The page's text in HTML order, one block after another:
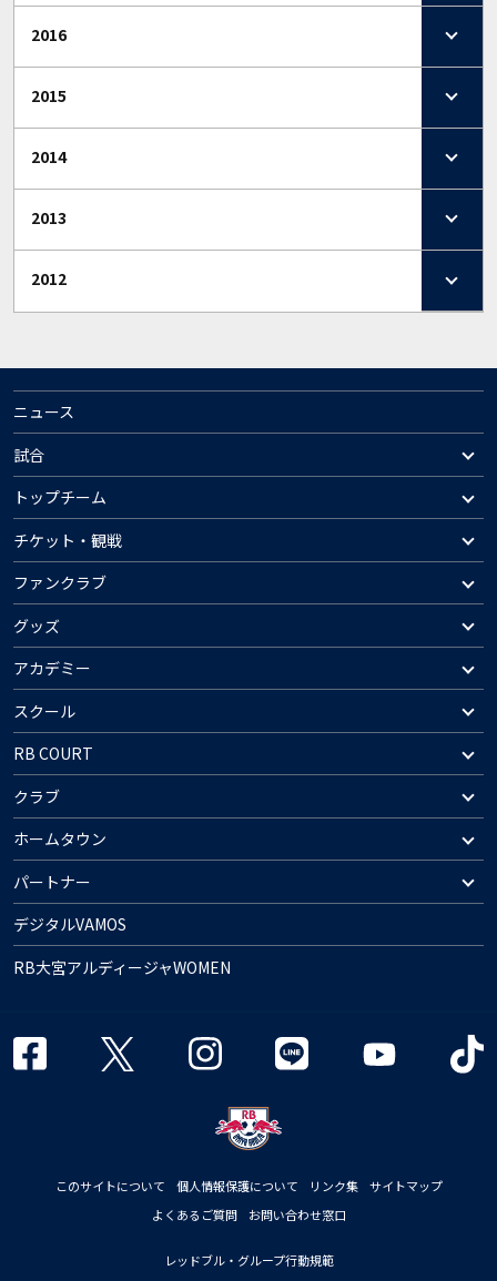
2016
2015
2014
2013
2012
ニュース
試合
トップチーム
チケット・観戦
ファンクラブ
グッズ
アカデミー
スクール
RB COURT
クラブ
ホームタウン
パートナー
デジタルVAMOS
RB大宮アルディージャWOMEN
このサイトについて 個人情報保護について リンク集
サイトマップ
よくあるご質問
お問い合わせ窓口
レッドブル・グループ行動規範